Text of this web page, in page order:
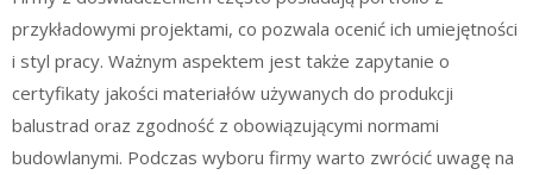
przykładowymi projektami, co pozwala ocenić ich umiejętności
i styl pracy. Ważnym aspektem jest także zapytanie o
certyfikaty jakości materiałów używanych do produkcji
balustrad oraz zgodność z obowiązującymi normami
budowlanymi. Podczas wyboru firmy warto zwrócić uwagę na